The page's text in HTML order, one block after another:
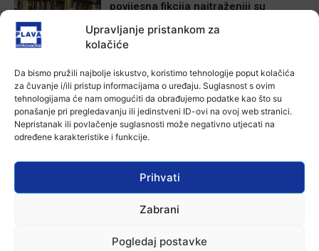
Upravljanje pristankom za
kolačiće
Da bismo pružili najbolje iskustvo, koristimo tehnologije poput kolačića
za čuvanje i/ili pristup informacijama o uređaju. Suglasnost s ovim
tehnologijama će nam omogućiti da obrađujemo podatke kao što su
ponašanje pri pregledavanju ili jedinstveni ID-ovi na ovoj web stranici.
Nepristanak ili povlačenje suglasnosti može negativno utjecati na
određene karakteristike i funkcije.
Prihvati
Zabrani
Pogledaj postavke
povijesna fikcija najtraženiji su
knjižnici
6 kolovoza, 2026
Iz Vinkovačkog vodovoda i
kanalizacije najavljuju smanjenje
tlaka u vodovodnoj mreži
6 kolovoza, 2026
Poziv na racionalno korištenje vode
6 kolovoza, 2026